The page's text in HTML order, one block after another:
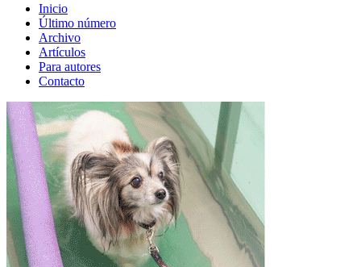
Inicio
Último número
Archivo
Artículos
Para autores
Contacto